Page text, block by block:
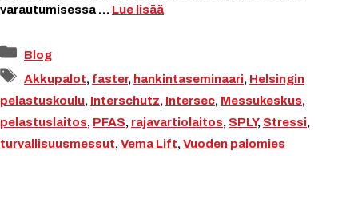
varautumisessa … Lue lisää
Kategoriat
Blog
Avainsanat
Akkupalot, faster, hankintaseminaari, Helsingin
pelastuskoulu, Interschutz, Intersec, Messukeskus,
pelastuslaitos, PFAS, rajavartiolaitos, SPLY, Stressi,
turvallisuusmessut, Vema Lift, Vuoden palomies